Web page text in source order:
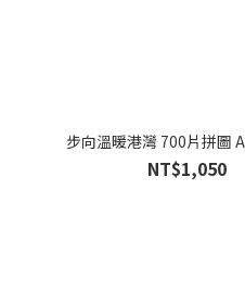
步向溫暖港灣 700片拼圖
NT$1,050